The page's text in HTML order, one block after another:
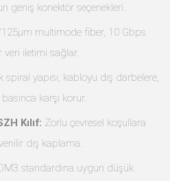
geniş konektör seçenekleri.
multimode fiber, 10 Gbps
veri iletimi sağlar.
spiral yapısı, kabloyu dış darbelere,
karşı korur.
Kılıf: Zorlu çevresel koşullara
dış kaplama.
standardına uygun düşük